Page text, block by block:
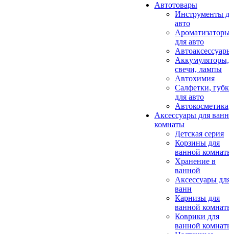
Автотовары
Инструменты
авто
для авто
Аккумуляторы,
свечи, лампы
Автохимия
Салфетки,
для авто
Автокосметика
Аксессуары для
комнаты
Детская серия
Корзины для
ванной
Хранение в
ванной
Аксессуары
ванн
Карнизы для
ванной
Коврики для
ванной